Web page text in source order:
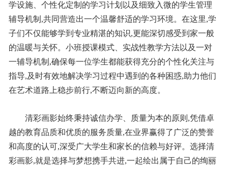
学设施、个性化定制的学习计划以及细致入微的学生管理
辅导机制,共同营造出一个温馨舒适的学习环境。在这里,学
子们不仅能够学到专业精湛的知识,更能深切感受到家一般
的温暖与关怀。小班授课模式、实战性教学方法以及一对
一辅导机制,确保每一位学生都能获得充分的个性化关注与
指导,及时有效地解决学习过程中遇到的各种困惑,助力他们
在艺术道路上稳步前行,不断迈向新的高度。
清彩画影始终秉持诚信办学、质量为本的原则,凭借卓
越的教育品质和优质的服务质量,在业界赢得了广泛的赞誉
和高度的认可,深受广大学生和家长的信赖与好评。选择清
彩画影,就是选择与梦想携手共进,一起绘出属于自己的绚丽